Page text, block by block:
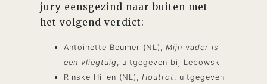
jury eensgezind naar buiten met
het volgend verdict:
Antoinette Beumer (NL),Mijn vader is
een vliegtuig , uitgegeven bij Lebowski
Rinske Hillen (NL),Houtrot, uitgegeven